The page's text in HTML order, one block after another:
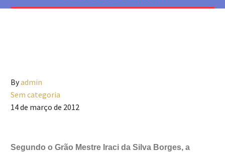
Byadmin
Sem categoria
14 de março de 2012
Segundo o Grão Mestre Iraci da Silva Borges, a